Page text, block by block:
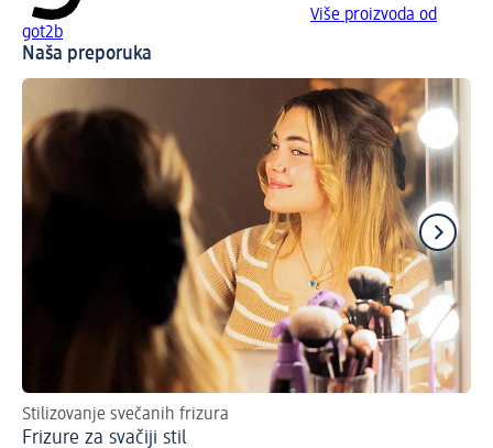
Više proizvoda od
got2b
Naša preporuka
Stilizovanje svečanih frizura
Frizure za svačiji stil